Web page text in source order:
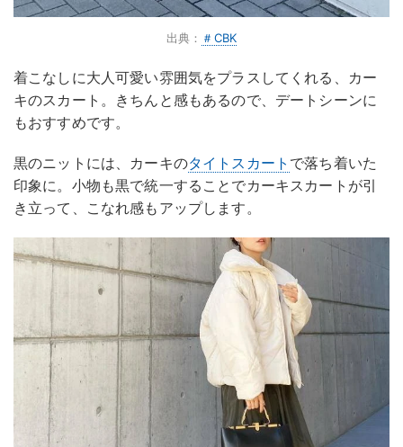
出典： ＃CBK
着こなしに大人可愛い雰囲気をプラスしてくれる、カー
キのスカート。きちんと感もあるので、デートシーンに
もおすすめです。
黒のニットには、カーキのタイトスカート で落ち着いた
印象に。小物も黒で統一することでカーキスカートが引
き立って、こなれ感もアップします。